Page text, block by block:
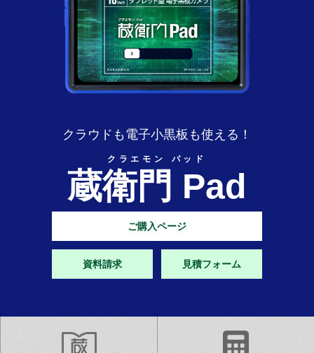
クラウドも電子小黒板も使える！
クラエモン パッド
蔵衛門 Pad
ご購入ページ
資料請求 見積フォーム